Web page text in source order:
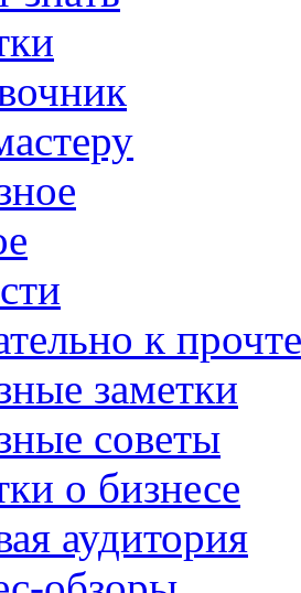
к
заметки
советы
о бизнесе
аудитория